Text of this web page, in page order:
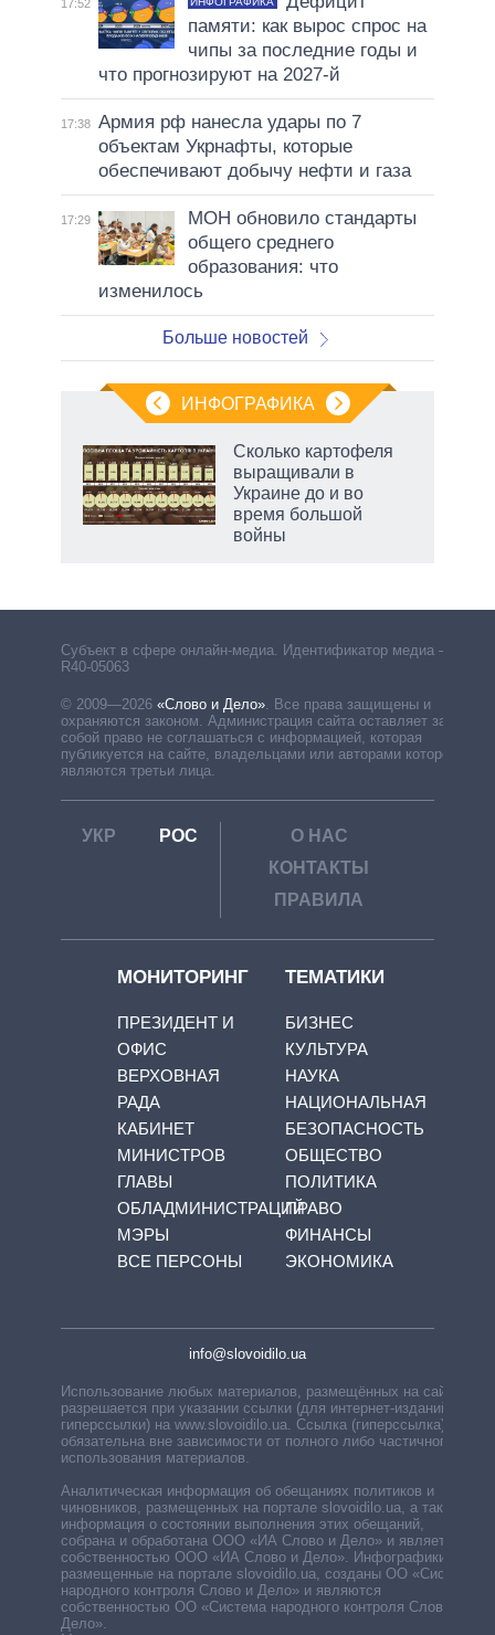
17:52
памяти: как вырос спрос на
чипы за последние годы и
что прогнозируют на 2027-й
17:38 Армия рф нанесла удары по 7
объектам Укрнафты, которые
обеспечивают добычу нефти и газа
17:29
МОН обновило стандарты
общего среднего
образования: что
изменилось
Больше новостей
ИНФОГРАФИКА
Сколько картофеля
выращивали в
Украине до и во
время большой
войны
Субъект в сфере онлайн-медиа. Идентификатор медиа –
R40-05063
© 2009—2026 «Слово и Дело»
Все права защищены и
охраняются законом. Администрация сайта оставляет за
собой право не соглашаться с информацией, которая
публикуется на сайте, владельцами или авторами которой
являются третьи лица.
УКР РОС
О НАС
КОНТАКТЫ
ПРАВИЛА
МОНИТОРИНГ
ПРЕЗИДЕНТ И
ОФИС
ВЕРХОВНАЯ
РАДА
КАБИНЕТ
МИНИСТРОВ
ГЛАВЫ
ОБЛАДМИНИСТРАЦИЙ
МЭРЫ
ВСЕ ПЕРСОНЫ
ТЕМАТИКИ
БИЗНЕС
КУЛЬТУРА
НАУКА
НАЦИОНАЛЬНАЯ
БЕЗОПАСНОСТЬ
ОБЩЕСТВО
ПОЛИТИКА
ПРАВО
ФИНАНСЫ
ЭКОНОМИКА
info@slovoidilo.ua
Использование любых материалов, размещённых на сайте,
разрешается при указании ссылки (для интернет-изданий —
гиперссылки) на www.slovoidilo.ua. Ссылка (гиперссылка)
обязательна вне зависимости от полного либо частичного
использования материалов.
Аналитическая информация об обещаниях политиков и
чиновников, размещенных на портале slovoidilo.ua, а также
информация о состоянии выполнения этих обещаний,
собрана и обработана ООО «ИА Слово и Дело» и является
собственностью ООО «ИА Слово и Дело». Инфографики,
размещенные на портале slovoidilo.ua, созданы ОО «Система
народного контроля Слово и Дело» и являются
собственностью ОО «Система народного контроля Слово и
Дело».